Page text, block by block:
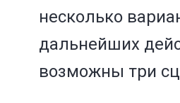
несколько
дальнейших
возможны три